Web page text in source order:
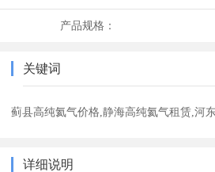
产品规格：
关键词
蓟县高纯氦气价格,静海高纯氦气租赁,河
详细说明